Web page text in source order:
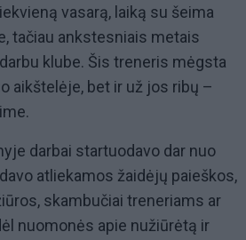
vasarą, laiką su šeima
tačiau ankstesniais metais
klube. Šis treneris mėgsta
aikštelėje, bet ir už jos ribų –
darbai startuodavo dar nuo
atliekamos žaidėjų paieškos,
skambučiai treneriams ar
nuomonės apie nužiūrėtą ir